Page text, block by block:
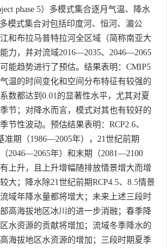
phase 5）多模式集合逐月气温、降水
模式集合对包括印度河、恒河、湄公
和布拉马普特拉河全区域（简称南亚大
力，并对流域2016—2035、2046—2065
能趋势进行了预估。结果表明：CMIP5
温的时间变化和空间分布特征有较强的
数都达到0.01的显著性水平，尤其对夏
节；对降水而言，模式对其也有较好的
节性波动。预估结果表明：RCP2.6、
准期（1986—2005年），21世纪前期
2046—2065年）和末期（2081—2100
上升，且上升增幅随排放情景增大而增
大；降水除21世纪前期RCP4.5、8.5情景
域年降水量都将增大；未来上述三段时
高海拔地区冰川的进一步消融；春季降
水资源的贡献将增加；流域冬季降水的
海拔地区水资源的增加；三段时期夏季